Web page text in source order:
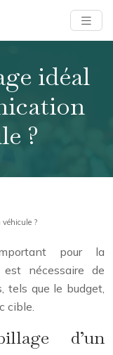
idéal
?
véhicule ?
pour la
est nécessaire de
tels que le budget,
cible.
d’un